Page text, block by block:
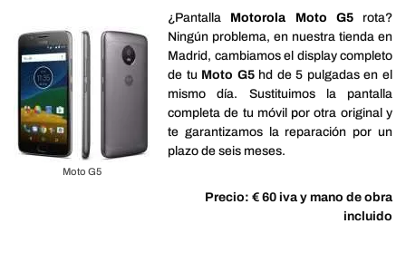
Moto G5
¿Pantalla Motorola Moto G5 rota?
Ningún problema, en nuestra tienda en
Madrid, cambiamos el display completo
de tu Moto G5 hd de 5 pulgadas en el
mismo día. Sustituimos la pantalla
completa de tu móvil por otra original y
te garantizamos la reparación por un
plazo de seis meses.
Precio: € 60 iva y mano de obra
incluido